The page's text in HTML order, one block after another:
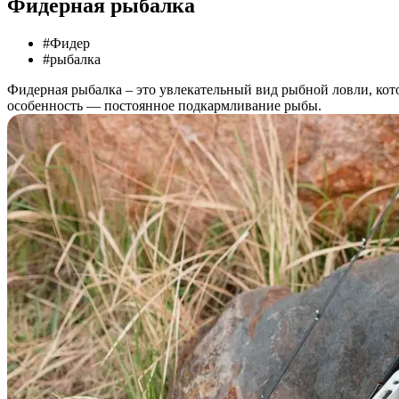
Фидерная рыбалка
#Фидер
#рыбалка
Фидерная рыбалка – это увлекательный вид рыбной ловли,
особенность — постоянное подкармливание рыбы.